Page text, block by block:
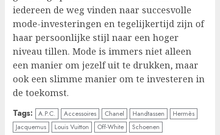
iedereen de weg vinden naar succesvolle
mode-investeringen en tegelijkertijd zijn of
haar persoonlijke stijl naar een hoger
niveau tillen. Mode is immers niet alleen
een manier om jezelf uit te drukken, maar
ook een slimme manier om te investeren in
de toekomst.
Tags: A.P.C. Accessoires Chanel Handtassen
Hermès
Jacquemus
Louis Vuitton Off-White Schoenen